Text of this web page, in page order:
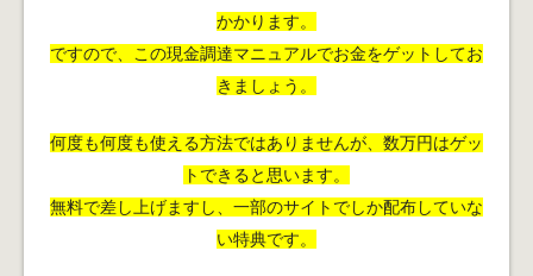
かかります。
ですので、この現金調達マニュアルでお金をゲットしてお
きましょう。
何度も何度も使える方法ではありませんが、数万円はゲッ
トできると思います。
無料で差し上げますし、一部のサイトでしか配布していな
い特典です。